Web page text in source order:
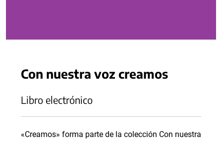
Con nuestra voz creamos
Libro electrónico
«Creamos» forma parte de la colección Con nuestra